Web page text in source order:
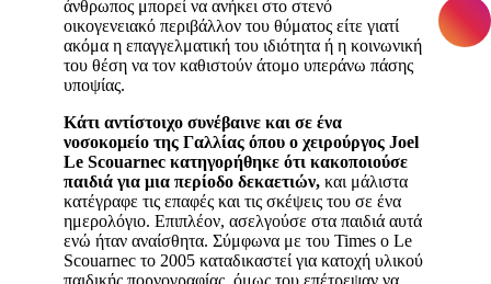
άνθρωπος μπορεί να ανήκει στο στενό
οικογενειακό περιβάλλον του θύματος είτε γιατί
ακόμα η επαγγελματική του ιδιότητα ή η κοινωνική
του θέση να τον καθιστούν άτομο υπεράνω πάσης
υποψίας.
Κάτι αντίστοιχο συνέβαινε και σε ένα
νοσοκομείο της Γαλλίας όπου ο χειρούργος Joel
Le Scouarnec κατηγορήθηκε ότι κακοποιούσε
παιδιά για μια περίοδο δεκαετιών, και μάλιστα
κατέγραφε τις επαφές και τις σκέψεις του σε ένα
ημερολόγιο. Επιπλέον, ασελγούσε στα παιδιά αυτά
ενώ ήταν αναίσθητα. Σύμφωνα με του Times ο Le
Scouarnec το 2005 καταδικαστεί για κατοχή υλικού